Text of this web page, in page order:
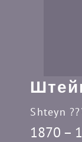
Shteyn
1870 –